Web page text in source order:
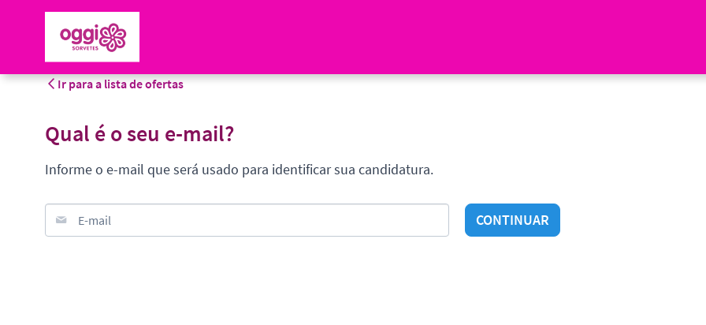
Ir para a lista de ofertas
Qual é o seu e-mail?
Informe o e-mail que será usado para identificar sua candidatura.
E-mail CONTINUAR